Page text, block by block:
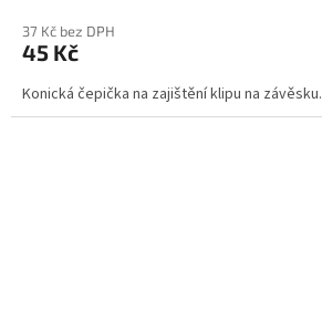
37 Kč bez DPH
45 Kč
Konická čepička na zajištění klipu na závěsku.